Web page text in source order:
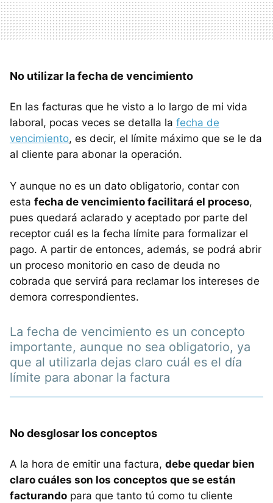
No utilizar la fecha de vencimiento
En las facturas que he visto a lo largo de mi vida
laboral, pocas veces se detalla la fecha de
vencimiento, es decir, el límite máximo que se le da
al cliente para abonar la operación.
Y aunque no es un dato obligatorio, contar con
esta fecha de vencimiento facilitará el proceso,
pues quedará aclarado y aceptado por parte del
receptor cuál es la fecha límite para formalizar el
pago. A partir de entonces, además, se podrá abrir
un proceso monitorio en caso de deuda no
cobrada que servirá para reclamar los intereses de
demora correspondientes.
La fecha de vencimiento es un concepto
importante, aunque no sea obligatorio, ya
que al utilizarla dejas claro cuál es el día
límite para abonar la factura
No desglosar los conceptos
A la hora de emitir una factura, debe quedar bien
claro cuáles son los conceptos que se están
facturando para que tanto tú como tu cliente